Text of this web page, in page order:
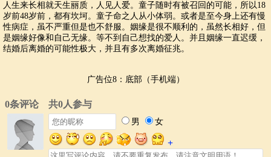
人生来长相就天生丽质，人见人爱。童子随时有被召回的可能，所以18
岁前48岁前，都有坎坷。童子命之人从小体弱。或者是至今身上还有慢
性病症，虽不严重但是也不舒服。姻缘是很不顺利的，虽然长相好，但
是姻缘好像和自己无缘。等不到自己想找的爱人。并且姻缘一直迟缓，
结婚后离婚的可能性极大，并且有多次离婚征兆。
广告位8：底部（手机端）